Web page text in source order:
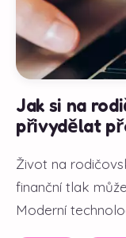
Jak si na
přivydělat
Život na
finanční tlak
Moderní